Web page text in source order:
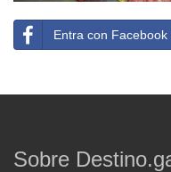
Entra con
Sobre